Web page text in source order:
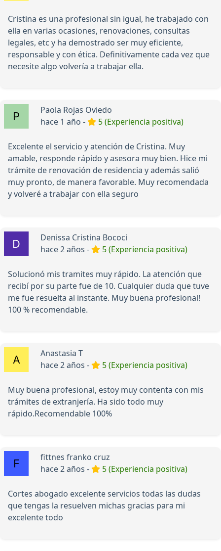
Cristina es una profesional sin igual, he trabajado con
ella en varias ocasiones, renovaciones, consultas
legales, etc y ha demostrado ser muy eficiente,
responsable y con ética. Definitivamente cada vez que
necesite algo volvería a trabajar ella.
Paola Rojas Oviedo
hace 1 año -
5 (Experiencia positiva)
Excelente el servicio y atención de Cristina. Muy
amable, responde rápido y asesora muy bien. Hice mi
trámite de renovación de residencia y además salió
muy pronto, de manera favorable. Muy recomendada
y volveré a trabajar con ella seguro
Denissa Cristina Bococi
hace 2 años -
5 (Experiencia positiva)
Solucionó mis tramites muy rápido. La atención que
recibí por su parte fue de 10. Cualquier duda que tuve
me fue resuelta al instante. Muy buena profesional!
100 % recomendable.
Anastasia T
hace 2 años -
5 (Experiencia positiva)
Muy buena profesional, estoy muy contenta con mis
trámites de extranjería. Ha sido todo muy
rápido.Recomendable 100%
fittnes franko cruz
hace 2 años -
5 (Experiencia positiva)
Cortes abogado excelente servicios todas las dudas
que tengas la resuelven michas gracias para mi
excelente todo